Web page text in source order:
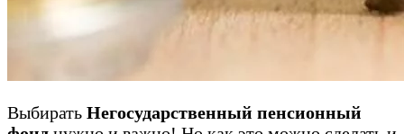
Выбирать Негосударственный пенсионный